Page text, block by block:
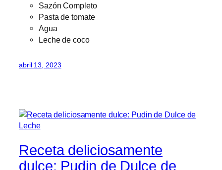
Sazón Completo
Pasta de tomate
Agua
Leche de coco
abril 13, 2023
Receta deliciosamente
dulce: Pudin de Dulce de